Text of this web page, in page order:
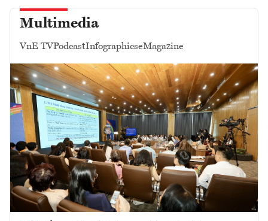
Multimedia
VnE TVPodcastInfographicseMagazine